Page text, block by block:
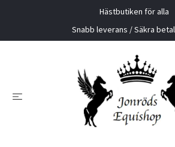
Hästbutiken för alla
Snabb leverans / Säkra